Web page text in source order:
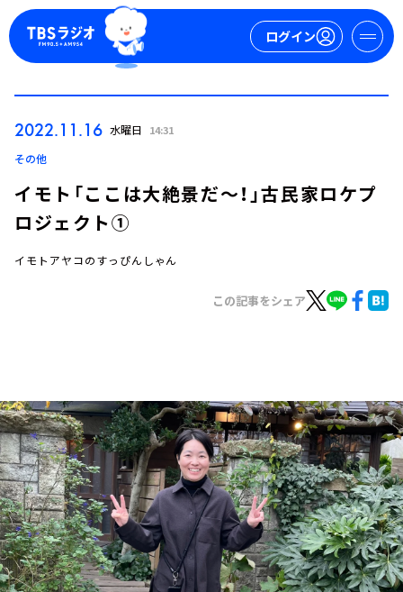
ログイン
お知らせ
イベント・グッズ
YouTube
会社情報
2022.11.16 水曜日 14:31
その他
イモト「ここは大絶景だ～！」古民家ロケプ
ロジェクト①
イモトアヤコのすっぴんしゃん
この記事をシェア